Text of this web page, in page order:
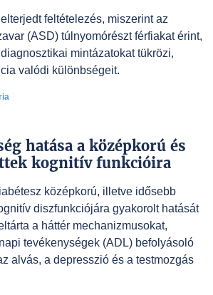
feltételezés, miszerint az
(ASD) túlnyomórészt férfiakat érint,
mintázatokat tükrözi,
valódi különbségeit.
hatása a középkorú és
kognitív funkcióira
középkorú, illetve idősebb
diszfunkciójára gyakorolt hatását
a háttér mechanizmusokat,
tevékenységek (ADL) befolyásoló
alvás, a depresszió és a testmozgás